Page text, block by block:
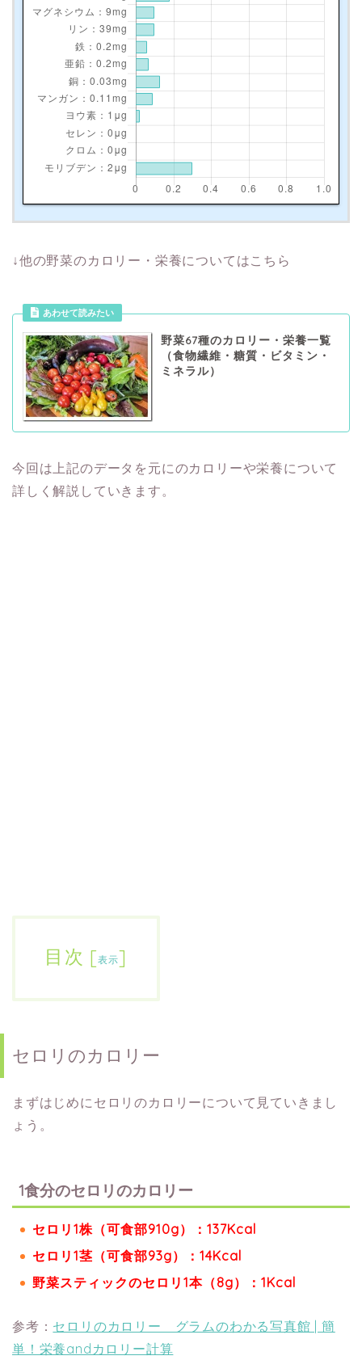
↓他の野菜のカロリー・栄養についてはこちら
あわせて読みたい
野菜67種のカロリー・栄養一覧
（食物繊維・糖質・ビタミン・
ミネラル）
今回は上記のデータを元にのカロリーや栄養について
詳しく解説していきます。
目次 [表示]
セロリのカロリー
まずはじめにセロリのカロリーについて見ていきまし
ょう。
1食分のセロリのカロリー
セロリ1株（可食部910g）：137Kcal
セロリ1茎（可食部93g）：14Kcal
野菜スティックのセロリ1本（8g）：1Kcal
参考： セロリのカロリー グラムのわかる写真館 | 簡
単！栄養andカロリー計算